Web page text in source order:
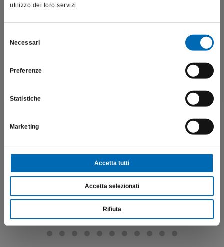
utilizzo dei loro servizi.
delNecessari
Preferenze
Statistiche
Marketing
Accetta tutti
Accetta selezionati
Rifiuta
Scopri di più
professionali e riporta dati, prodotti e beni sensibili per la
salute e la sicurezza del paziente; pertanto, per visitare il sito,